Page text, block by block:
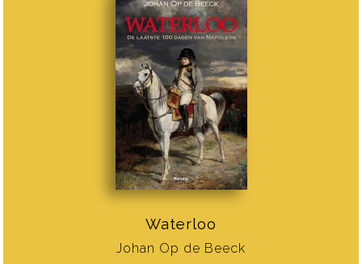
Waterloo
Johan Op de Beeck